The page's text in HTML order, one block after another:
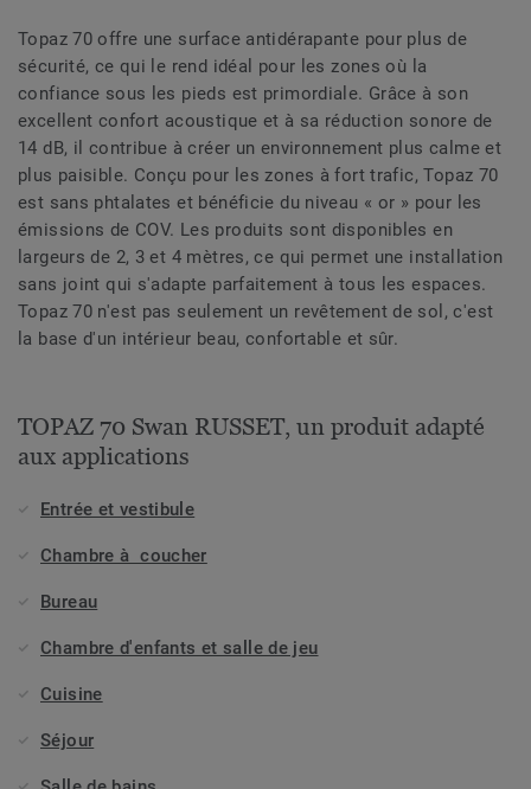
Topaz 70 offre une surface antidérapante pour plus de
sécurité, ce qui le rend idéal pour les zones où la
confiance sous les pieds est primordiale. Grâce à son
excellent confort acoustique et à sa réduction sonore de
14 dB, il contribue à créer un environnement plus calme et
plus paisible. Conçu pour les zones à fort trafic, Topaz 70
est sans phtalates et bénéficie du niveau « or » pour les
émissions de COV. Les produits sont disponibles en
largeurs de 2, 3 et 4 mètres, ce qui permet une installation
sans joint qui s'adapte parfaitement à tous les espaces.
Topaz 70 n'est pas seulement un revêtement de sol, c'est
la base d'un intérieur beau, confortable et sûr.
TOPAZ 70 Swan RUSSET, un produit adapté
aux applications
Entrée et vestibule
Chambre à coucher
Bureau
Chambre d'enfants et salle de jeu
Cuisine
Séjour